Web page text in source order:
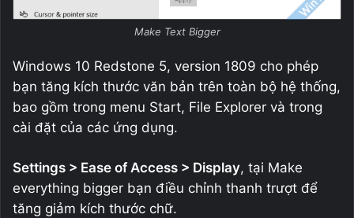
Make Text Bigger
Windows 10 Redstone 5, version 1809 cho phép
bạn tăng kích thước văn bản trên toàn bộ hệ thống,
bao gồm trong menu Start, File Explorer và trong
cài đặt của các ứng dụng.
Settings > Ease of Access > Display, tại Make
everything bigger bạn điều chỉnh thanh trượt để
tăng giảm kích thước chữ.